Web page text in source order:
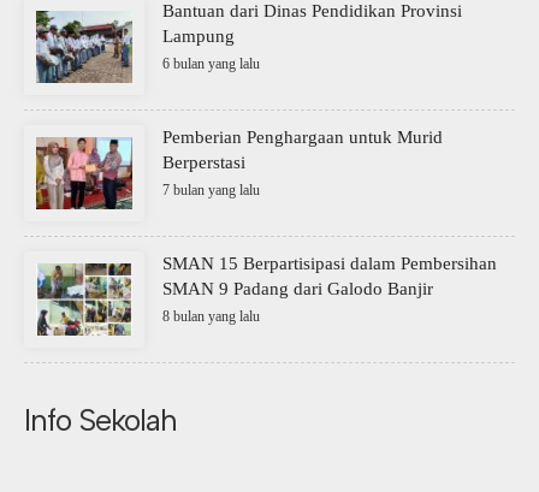
Bantuan dari Dinas Pendidikan Provinsi
Lampung
6 bulan yang lalu
Pemberian Penghargaan untuk Murid
Berperstasi
7 bulan yang lalu
SMAN 15 Berpartisipasi dalam Pembersihan
SMAN 9 Padang dari Galodo Banjir
8 bulan yang lalu
Info Sekolah